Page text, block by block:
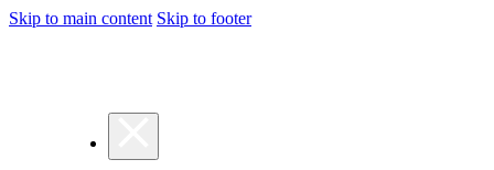
Skip to main content Skip to footer